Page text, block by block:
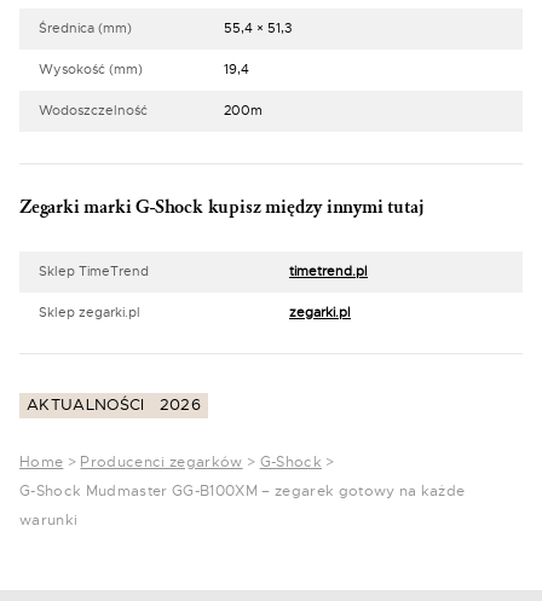
Średnica (mm) 55,4 × 51,3
Wysokość (mm) 19,4
Wodoszczelność 200m
Zegarki marki G-Shock kupisz między innymi tutaj
Sklep TimeTrend timetrend.pl
Sklep zegarki.pl zegarki.pl
AKTUALNOŚCI 2026
Home > Producenci zegarków > G-Shock >
G-Shock Mudmaster GG-B100XM – zegarek gotowy na każde
warunki